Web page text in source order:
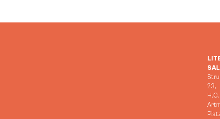
23,
H.C.